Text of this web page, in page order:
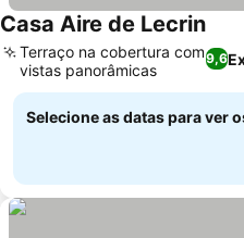
Casa Aire de LecrinVer
9,6
Terraço na cobertura com
vistas panorâmicas
Selecione as datas para ver